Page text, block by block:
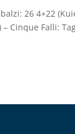
26 4+22
– Cinque Falli: